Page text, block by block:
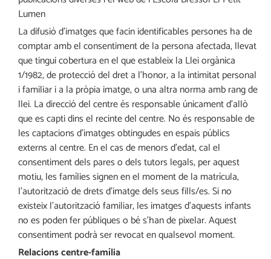
Lumen
La difusió d’imatges que facin identificables persones ha de
comptar amb el consentiment de la persona afectada, llevat
que tingui cobertura en el que estableix la Llei orgànica
1/1982, de protecció del dret a l’honor, a la intimitat personal
i familiar i a la pròpia imatge, o una altra norma amb rang de
llei. La direcció del centre és responsable únicament d’allò
que es capti dins el recinte del centre. No és responsable de
les captacions d’imatges obtingudes en espais públics
externs al centre. En el cas de menors d’edat, cal el
consentiment dels pares o dels tutors legals, per aquest
motiu, les famílies signen en el moment de la matrícula,
l’autorització de drets d’imatge dels seus fills/es. Si no
existeix l’autorització familiar, les imatges d’aquests infants
no es poden fer públiques o bé s’han de pixelar. Aquest
consentiment podrà ser revocat en qualsevol moment.
Relacions centre-família